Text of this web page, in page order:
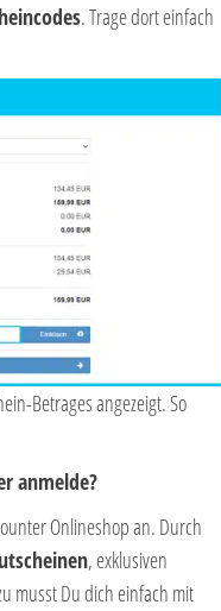
. Trage dort einfach
Betrages angezeigt. So
anmelde?
Onlineshop an. Durch
, exklusiven
musst Du dich einfach mit